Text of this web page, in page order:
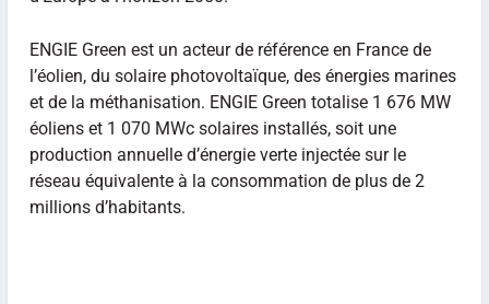
ENGIE Green est un acteur de référence en France de
l’éolien, du solaire photovoltaïque, des énergies marines
et de la méthanisation. ENGIE Green totalise 1 676 MW
éoliens et 1 070 MWc solaires installés, soit une
production annuelle d’énergie verte injectée sur le
réseau équivalente à la consommation de plus de 2
millions d’habitants.